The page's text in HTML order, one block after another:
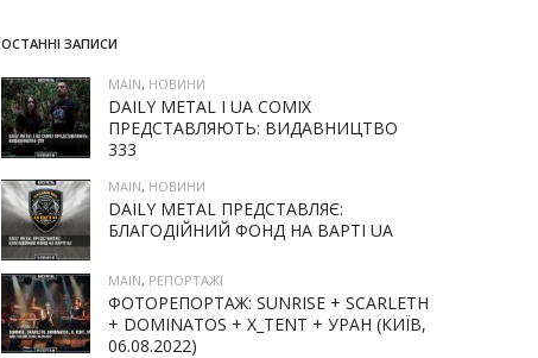
ОСТАННІ ЗАПИСИ
MAIN, НОВИНИ
DAILY METAL І UA COMIX
ПРЕДСТАВЛЯЮТЬ: ВИДАВНИЦТВО
333
MAIN, НОВИНИ
DAILY METAL ПРЕДСТАВЛЯЄ:
БЛАГОДІЙНИЙ ФОНД НА ВАРТІ UA
MAIN, РЕПОРТАЖІ
ФОТОРЕПОРТАЖ: SUNRISE + SCARLETH
+ DOMINATOS + X_TENT + УРАН (КИЇВ,
06.08.2022)